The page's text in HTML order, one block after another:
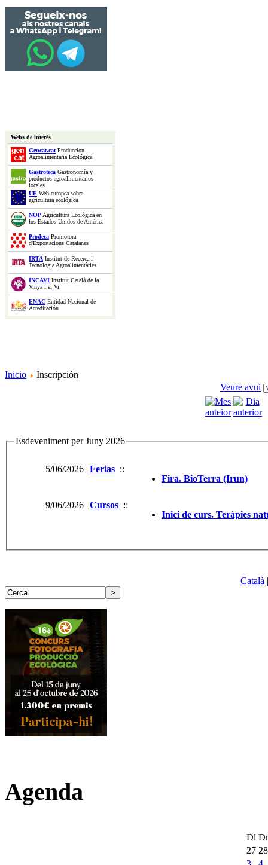
Webs de interés
Gencat.catProducción
Agroalimentaria Ecológica
Gastroteca Gastronomía y
productos agroalimentarios
locales
UE Web europea sobre
agricultura ecológica
NOPAgricultura Ecológica en
los Estados Unidos de América
Prodeca Promotora
d'Exportacions Catalanes
IRTA Institut de Recerca i
Tecnologia Agroalimentàries
INCAVI Institut Català de la
Vinya i el Vi
ENAC Entidad Nacional de
Acreditación
Inicio
Inscripción
Veure avui
Esdeveniment per Juny 2026
5/06/2026 Ferias ::
Fira. BioTerra (Irun)
9/06/2026 Cursos ::
Inici de curs. Teràpies
Català
Agenda
Dl
27 28